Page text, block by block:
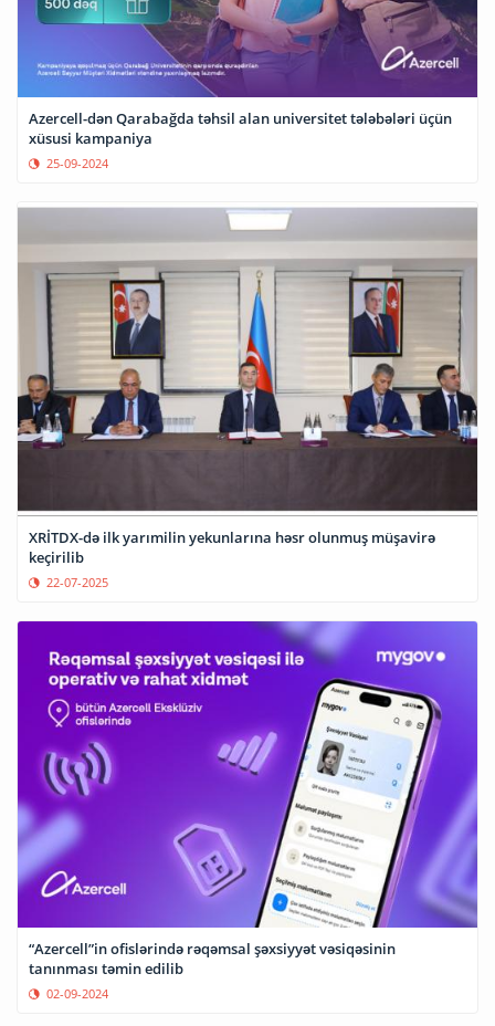
Azercell-dən Qarabağda təhsil alan universitet tələbələri üçün
xüsusi kampaniya
25-09-2024
XRİTDX-də ilk yarımilin yekunlarına həsr olunmuş müşavirə
keçirilib
22-07-2025
“Azercell”in ofislərində rəqəmsal şəxsiyyət vəsiqəsinin
tanınması təmin edilib
02-09-2024